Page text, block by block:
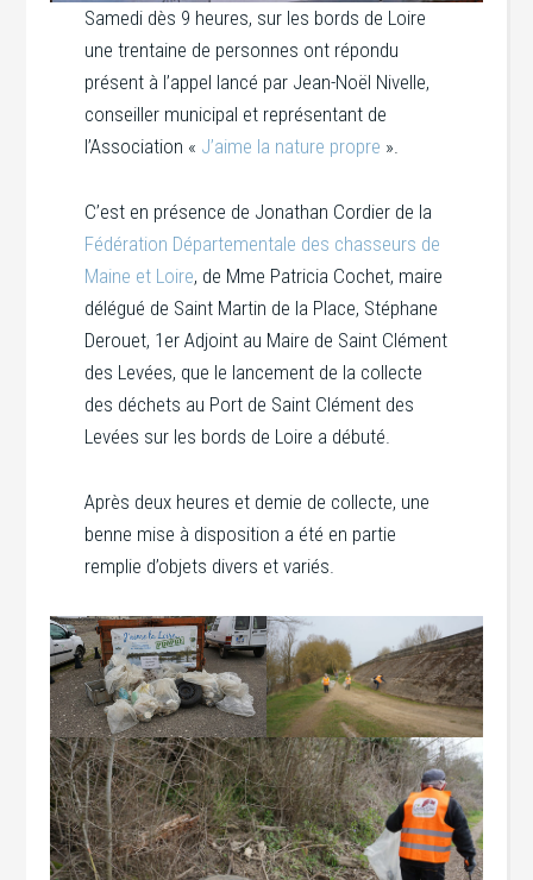
Samedi dès 9 heures, sur les bords de Loire
une trentaine de personnes ont répondu
présent à l’appel lancé par Jean-Noël Nivelle,
conseiller municipal et représentant de
l’Association « J’aime la nature propre ».
C’est en présence de Jonathan Cordier de la
Fédération Départementale des chasseurs de
Maine et Loire, de Mme Patricia Cochet, maire
délégué de Saint Martin de la Place, Stéphane
Derouet, 1er Adjoint au Maire de Saint Clément
des Levées, que le lancement de la collecte
des déchets au Port de Saint Clément des
Levées sur les bords de Loire a débuté.
Après deux heures et demie de collecte, une
benne mise à disposition a été en partie
remplie d’objets divers et variés.